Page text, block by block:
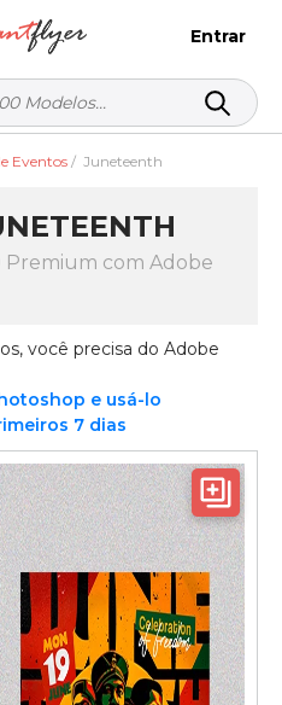
Entrar
Eventos/ Juneteenth
Premium com Adobe
você precisa do Adobe
e usá-lo
7 dias